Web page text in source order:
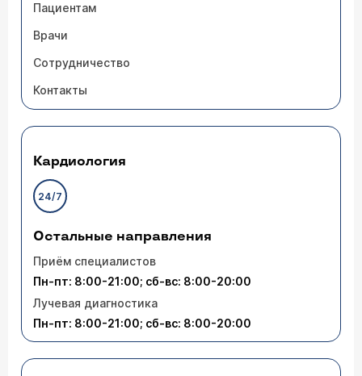
Пациентам
Врачи
Сотрудничество
Контакты
Кардиология
24/7
Остальные направления
Приём специалистов
Пн-пт: 8:00-21:00; сб-вс: 8:00-20:00
Лучевая диагностика
Пн-пт: 8:00-21:00; сб-вс: 8:00-20:00